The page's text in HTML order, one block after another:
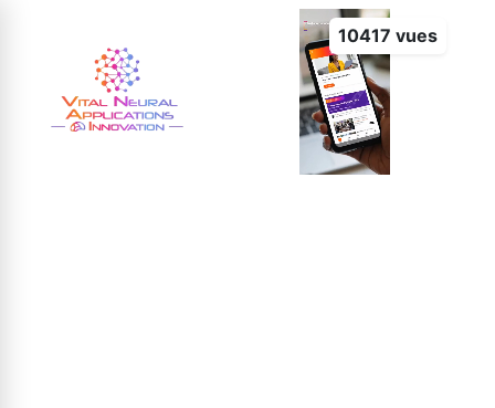
10417 vues